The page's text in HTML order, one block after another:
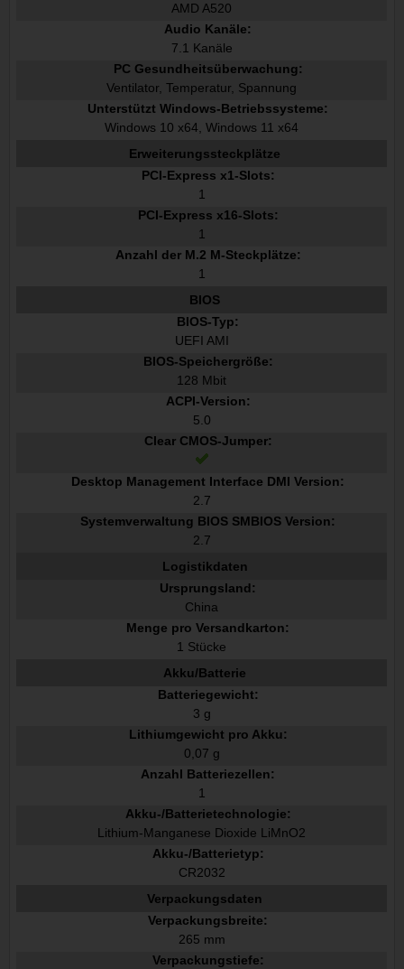
AMD A520
Audio Kanäle:
7.1 Kanäle
PC Gesundheitsüberwachung:
Ventilator, Temperatur, Spannung
Unterstützt Windows-Betriebssysteme:
Windows 10 x64, Windows 11 x64
Erweiterungssteckplätze
PCI-Express x1-Slots:
1
PCI-Express x16-Slots:
1
Anzahl der M.2 M-Steckplätze:
1
BIOS
BIOS-Typ:
UEFI AMI
BIOS-Speichergröße:
128 Mbit
ACPI-Version:
5.0
Clear CMOS-Jumper:
Desktop Management Interface DMI Version:
2.7
Systemverwaltung BIOS SMBIOS Version:
2.7
Logistikdaten
Ursprungsland:
China
Menge pro Versandkarton:
1 Stücke
Akku/Batterie
Batteriegewicht:
3 g
Lithiumgewicht pro Akku:
0,07 g
Anzahl Batteriezellen:
1
Akku-/Batterietechnologie:
Lithium-Manganese Dioxide LiMnO2
Akku-/Batterietyp:
CR2032
Verpackungsdaten
Verpackungsbreite:
265 mm
Verpackungstiefe: